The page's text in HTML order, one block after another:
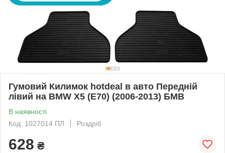
Гумовий Килимок hotdeal в авто Передній
лівий на BMW X5 (E70) (2006-2013) БМВ
В наявності
Код: 1027014 ПЛ
Роздріб
628 ₴